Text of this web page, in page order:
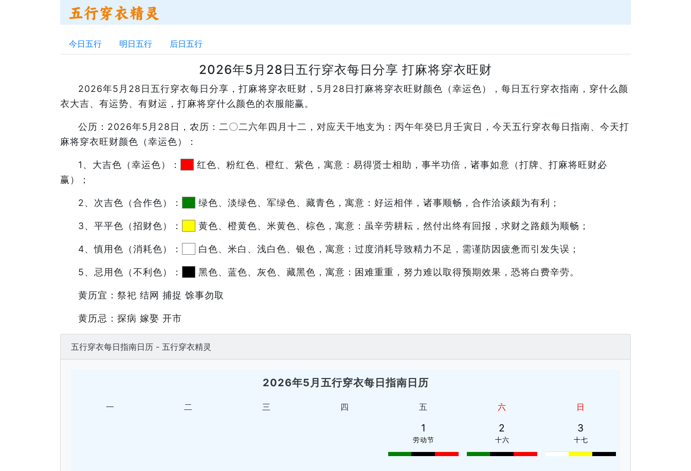
今日五行 明日五行 后日五行
2026年5月28日五行穿衣每日分享 打麻将穿衣旺财
2026年5月28日五行穿衣每日分享，打麻将穿衣旺财，5月28日打麻将穿衣旺财颜色（幸运色），每日五行穿衣指南，穿什么颜
衣大吉、有运势、有财运，打麻将穿什么颜色的衣服能赢。
公历：2026年5月28日，农历：二〇二六年四月十二，对应天干地支为：丙午年癸巳月壬寅日，今天五行穿衣每日指南、今天打
麻将穿衣旺财颜色（幸运色）：
1、大吉色（幸运色）：
红色、粉红色、橙红、紫色，寓意：易得贤士相助，事半功倍，诸事如意（打牌、打麻将旺财必
赢）；
2、次吉色（合作色）： 绿色、淡绿色、军绿色、藏青色，寓意：好运相伴，诸事顺畅，合作洽谈颇为有利；
3、平平色（招财色）： 黄色、橙黄色、米黄色、棕色，寓意：虽辛劳耕耘，然付出终有回报，求财之路颇为顺畅；
4、慎用色（消耗色）： 白色、米白、浅白色、银色，寓意：过度消耗导致精力不足，需谨防因疲惫而引发失误；
5、忌用色（不利色）： 黑色、蓝色、灰色、藏黑色，寓意：困难重重，努力难以取得预期效果，恐将白费辛劳。
黄历宜：祭祀 结网 捕捉 馀事勿取
黄历忌：探病 嫁娶 开市
五行穿衣每日指南日历 - 五行穿衣精灵
2026年5月五行穿衣每日指南日历
一 二 三 四 五 六 日
1
劳动节
2
十六
3
十七